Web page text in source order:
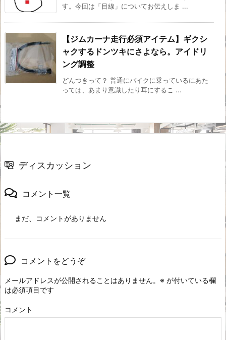
す。今回は「目線」についてお伝えしま ...
【ジムカーナ走行必須アイテム】ギクシ
ャクするドンツキにさよなら。アイドリ
ング調整
どんつきって？ 普通にバイクに乗っているにあた
っては、あまり意識したり耳にするこ ...
ディスカッション
コメント一覧
まだ、コメントがありません
コメントをどうぞ
メールアドレスが公開されることはありません。 ※ が付いている欄
は必須項目です
コメント